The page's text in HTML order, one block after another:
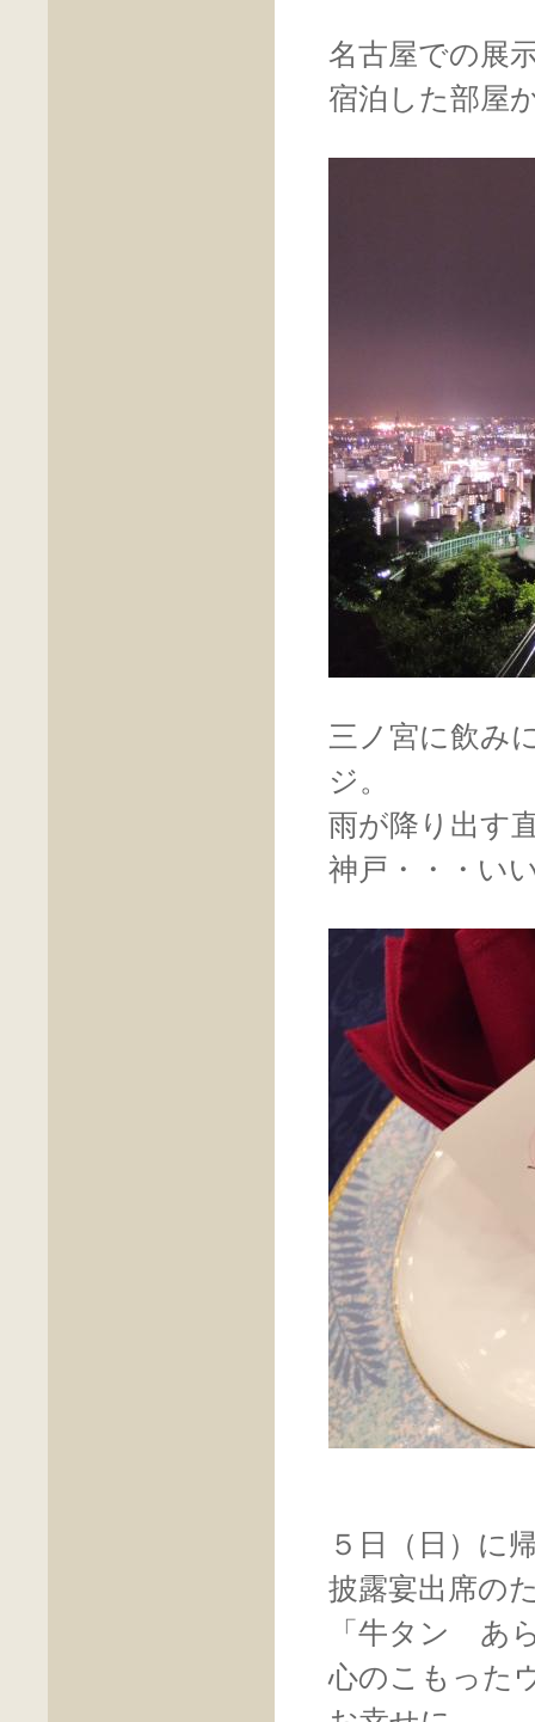
名古屋での展
宿泊した部屋
三ノ宮に飲み
ジ。
雨が降り出す
神戸・・・い
５日（日）に
披露宴出席の
「牛タン あ
心のこもった